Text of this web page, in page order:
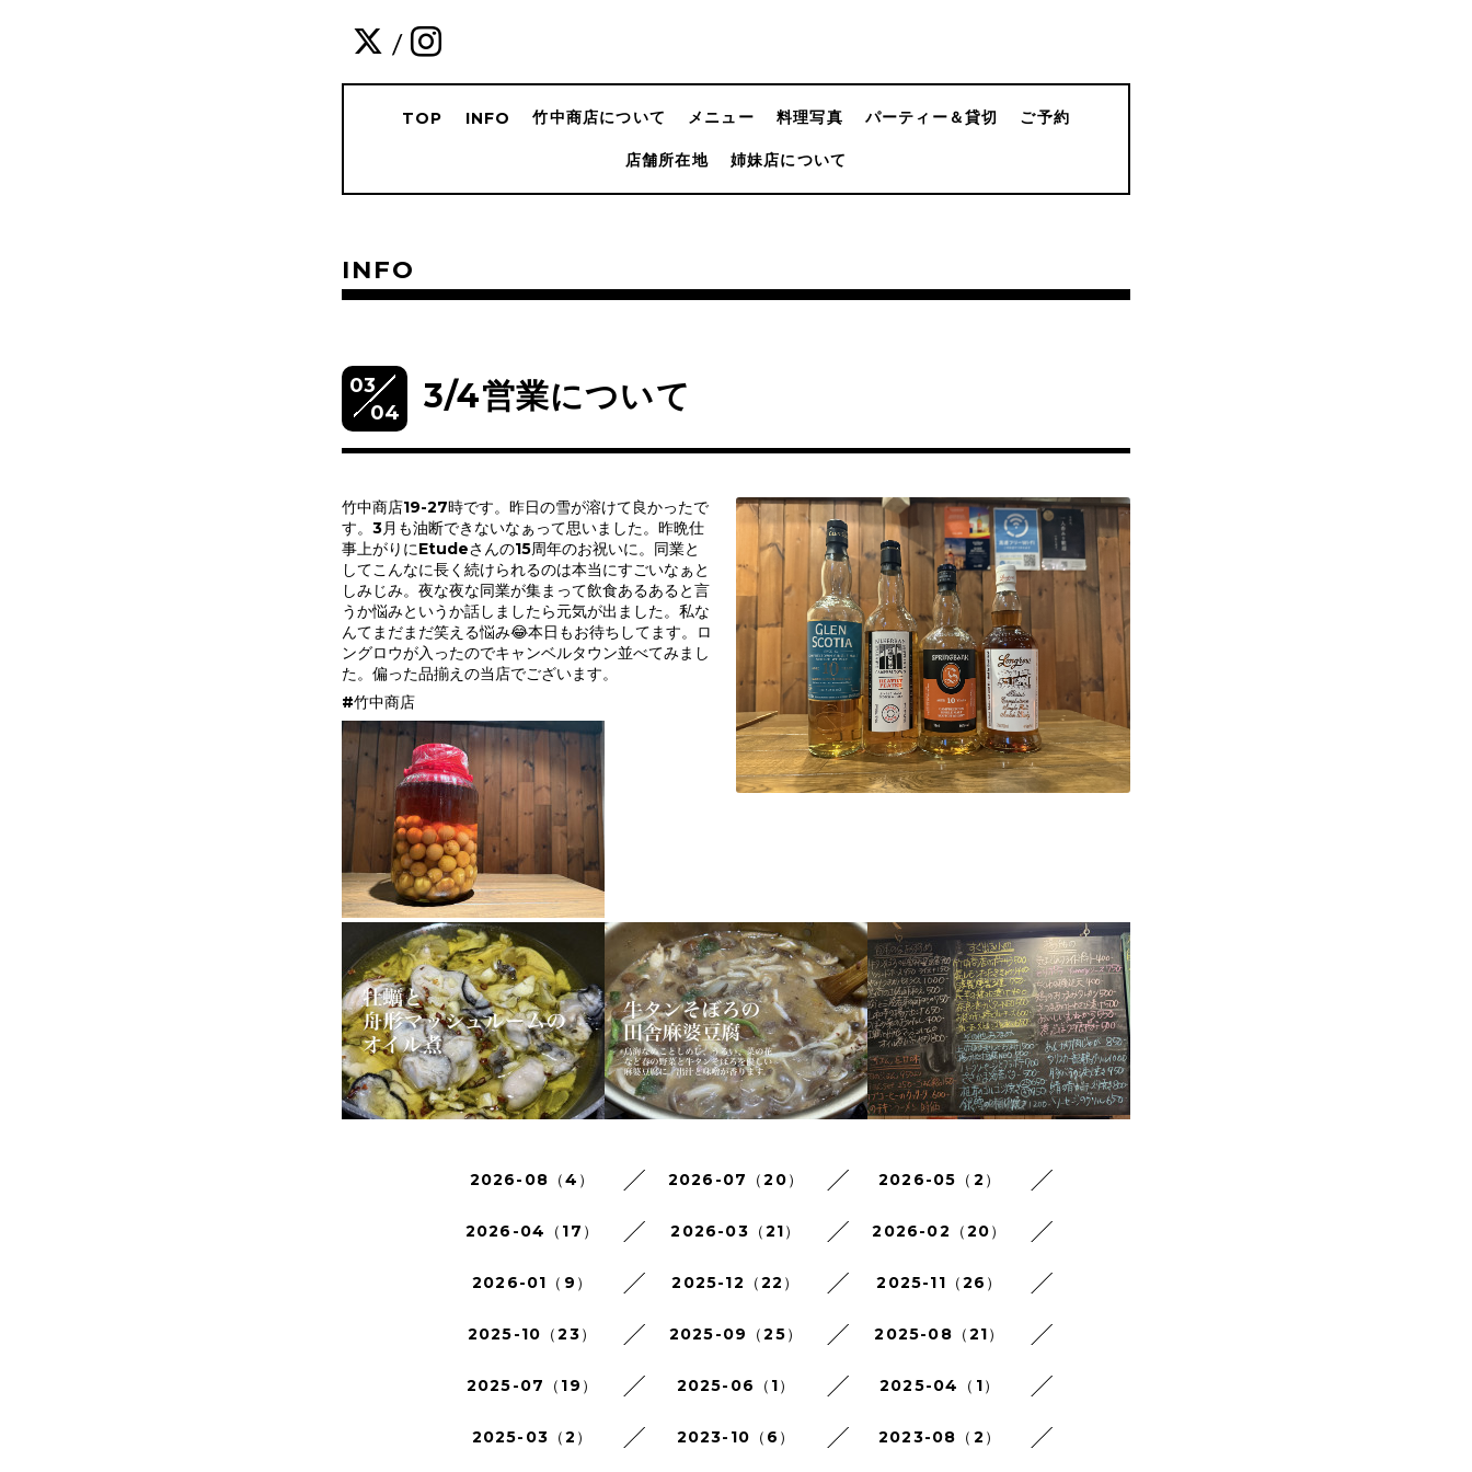
/
TOP INFO 竹中商店について メニュー 料理写真 パーティー＆貸切 ご予約
店舗所在地 姉妹店について
INFO
03
04
3/4営業について
竹中商店19-27時です。昨日の雪が溶けて良かったで
す。3月も油断できないなぁって思いました。昨晩仕
事上がりにEtudeさんの15周年のお祝いに。同業と
してこんなに長く続けられるのは本当にすごいなぁと
しみじみ。夜な夜な同業が集まって飲食あるあると言
うか悩みというか話しましたら元気が出ました。私な
んてまだまだ笑える悩み😂本日もお待ちしてます。ロ
ングロウが入ったのでキャンベルタウン並べてみまし
た。偏った品揃えの当店でございます。
#竹中商店
2026-08（4） 2026-07（20） 2026-05（2）
2026-04（17） 2026-03（21） 2026-02（20）
2026-01（9） 2025-12（22） 2025-11（26）
2025-10（23） 2025-09（25） 2025-08（21）
2025-07（19） 2025-06（1） 2025-04（1）
2025-03（2） 2023-10（6） 2023-08（2）